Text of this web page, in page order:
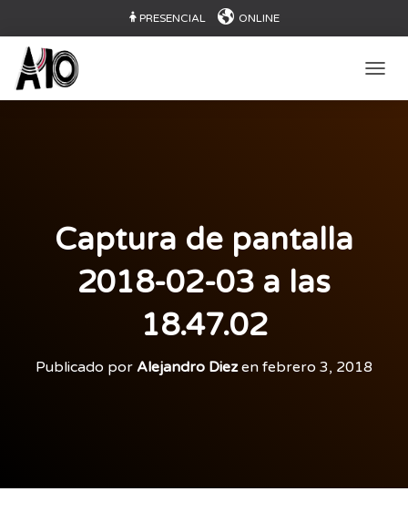
PRESENCIAL ONLINE
Captura de pantalla
2018-02-03 a las
18.47.02
Publicado por Alejandro Diezen febrero 3, 2018